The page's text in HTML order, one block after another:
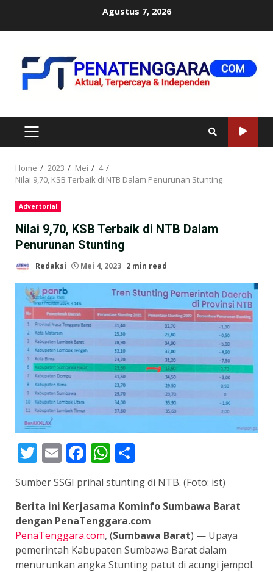
Agustus 7, 2026
PRIMARY
MENU
Home 2023 Mei
4
Nilai 9,70, KSB Terbaik di NTB Dalam Penurunan Stunting
Advertorial
Nilai 9,70, KSB Terbaik di NTB Dalam
Penurunan Stunting
Redaksi Mei 4, 2023 2 min read
Twitter
EmailFacebook
WhatsApp
Sumber SSGI prihal stunting di NTB. (Foto: ist)
Berita ini Kerjasama Kominfo Sumbawa Barat
dengan PenaTenggara.com
PenaTenggara.com, (Sumbawa Barat) — Upaya
pemerintah Kabupaten Sumbawa Barat dalam
menurunkan angka Stunting patut di acungi jempol.